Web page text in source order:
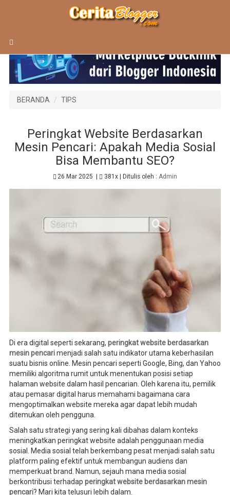
BERANDA TIPS
Peringkat Website Berdasarkan
Mesin Pencari: Apakah Media Sosial
Bisa Membantu SEO?
26 Mar 2025 381x | Ditulis oleh :Admin
Di era digital seperti sekarang, peringkat website berdasarkan
mesin pencarimenjadi salah satu indikator utama keberhasilan
suatu bisnis online. Mesin pencari seperti Google, Bing, dan Yahoo
memiliki algoritma rumit untuk menentukan posisi setiap
halaman website dalam hasil pencarian. Oleh karena itu, pemilik
atau pemasar digital harus memahami bagaimana cara
mengoptimalkan website mereka agar dapat lebih mudah
ditemukan oleh pengguna.
Salah satu strategi yang sering kali dibahas dalam konteks
meningkatkan peringkat website adalah penggunaan media
sosial. Media sosial telah berkembang pesat menjadi salah satu
platform paling efektif untuk membangun audiens dan
memperkuat brand. Namun, sejauh mana media sosial
berkontribusi terhadap peringkat website berdasarkan mesin
pencari? Mari kita telusuri lebih dalam.